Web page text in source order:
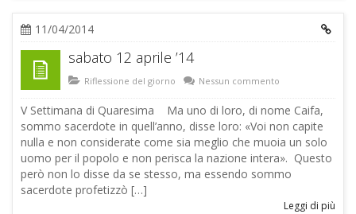
11/04/2014
sabato 12 aprile ’14
Riflessione del giorno Nessun commento
V Settimana di Quaresima Ma uno di loro, di nome Caifa,
sommo sacerdote in quell’anno, disse loro: «Voi non capite
nulla e non considerate come sia meglio che muoia un solo
uomo per il popolo e non perisca la nazione intera». Questo
però non lo disse da se stesso, ma essendo sommo
sacerdote profetizzò […]
Leggi di più